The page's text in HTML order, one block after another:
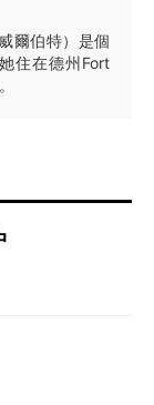
威爾伯特）是個
住在德州Fort